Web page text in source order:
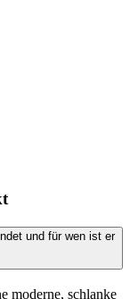
und für wen ist er
moderne, schlanke